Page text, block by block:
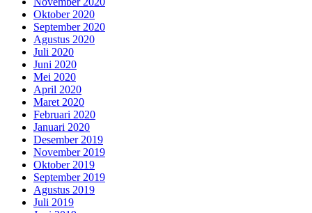
Oktober 2020
September 2020
Agustus 2020
Juli 2020
Juni 2020
Mei 2020
April 2020
Maret 2020
Februari 2020
Januari 2020
Desember 2019
November 2019
Oktober 2019
September 2019
Agustus 2019
Juli 2019